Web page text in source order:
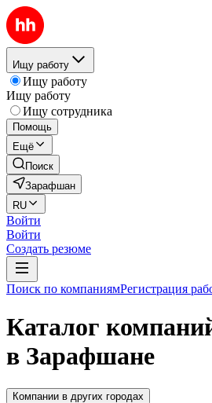
Ищу работу
Ищу работу
Ищу работу
Ищу сотрудника
Помощь
Ещё
Поиск
Зарафшан
RU
Войти
Войти
Создать резюме
Поиск по компаниямРегистрация
Каталог
в Зарафшане
Компании в других городах